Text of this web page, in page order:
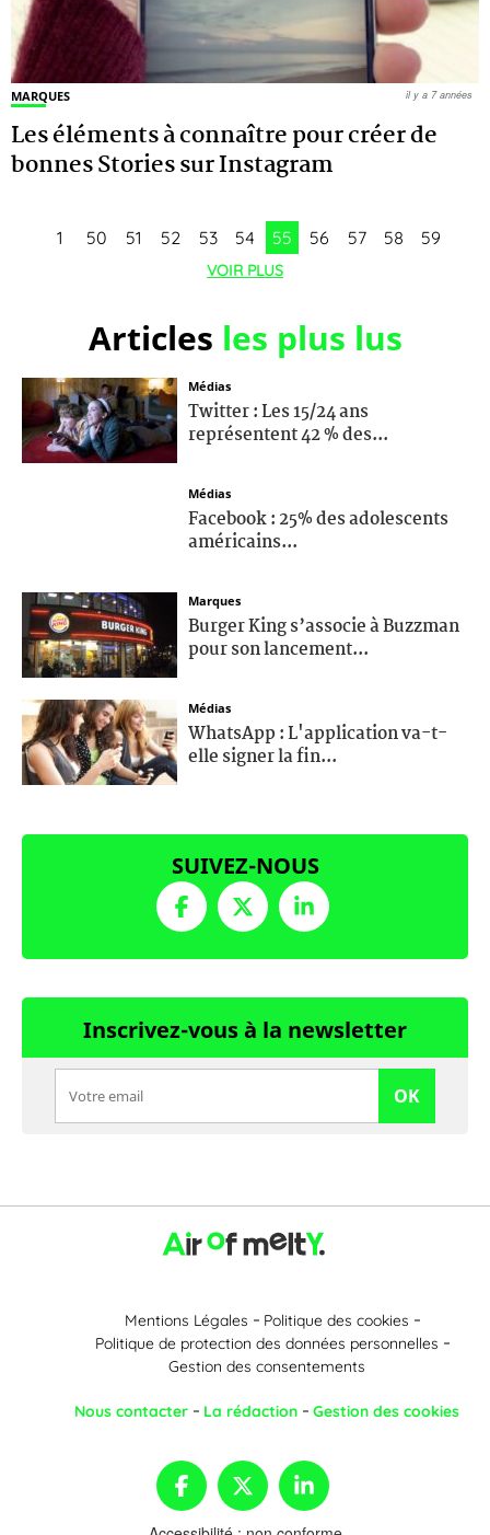
MARQUES
Les éléments à connaître pour créer de
bonnes Stories sur Instagram
il y a 7 années
1 50 51 52 53 54 55 56 57 58 59
VOIR PLUS
Articles les plus lus
Médias
Twitter : Les 15/24 ans
représentent 42 % des...
Médias
Facebook : 25% des adolescents
américains...
Marques
Burger King s’associe à Buzzman
pour son lancement...
Médias
WhatsApp : L'application va-t-
elle signer la fin...
SUIVEZ-NOUS
Inscrivez-vous à la newsletter
OK
Mentions Légales
Politique des cookies
Politique de protection des données personnelles
Gestion des consentements
Nous contacter La rédaction Gestion des cookies